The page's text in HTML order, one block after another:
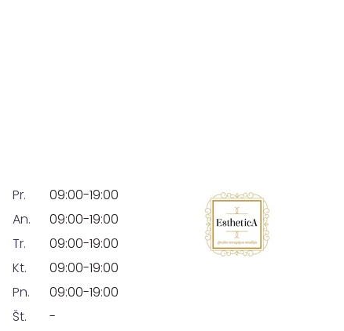
Pr.
09:00-19:00
An.
09:00-19:00
Tr.
09:00-19:00
Kt.
09:00-19:00
Pn.
09:00-19:00
Št.
-